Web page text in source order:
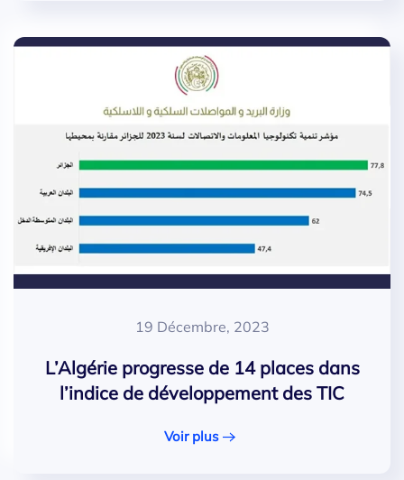
19 Décembre, 2023
L’Algérie progresse de 14 places dans
l’indice de développement des TIC
Voir plus